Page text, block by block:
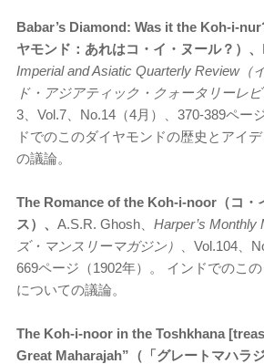
Babar’s Diamond: Was it the Koh-i-
ヤモンド：あれはコ・イ・ヌール？）、
Imperial and Asiatic Quarterly Review（
ド・アジアティック・クォータリーレビ
3、Vol.7、No.14（4月）、370-389ペー
ドでのこのダイヤモンドの歴史とアイ
の議論。
The Romance of the Koh-i-noor（コ・
ス）、 A.S.R. Ghosh、 Harper’s Monthly
ズ・マンスリーマガジン）
、Vol.104、
669ページ（1902年）。 インドでのこ
についての議論。
The Koh-i-noor in the Toshkhana
Great Maharajah”（「グレートマハラ